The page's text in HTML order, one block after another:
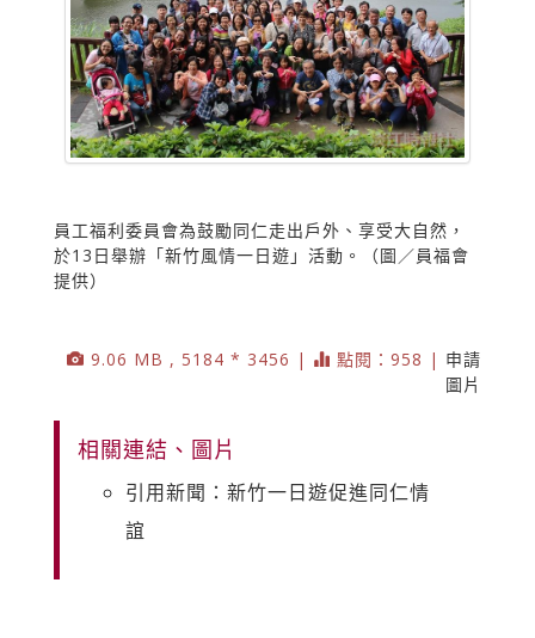
員工福利委員會為鼓勵同仁走出戶外、享受大自然，
於13日舉辦「新竹風情一日遊」活動。（圖／員福會
提供）
9.06 MB , 5184 * 3456 | 點閱：958 | 申請
圖片
相關連結、圖片
引用新聞：新竹一日遊促進同仁情
誼